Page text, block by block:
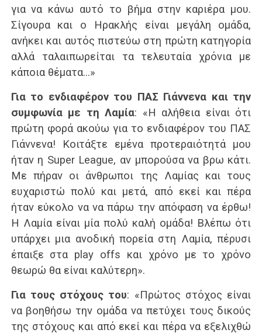
για να κάνω αυτό το βήμα στην καριέρα μου.
Σίγουρα και ο Ηρακλής είναι μεγάλη ομάδα,
ανήκει και αυτός πιστεύω στη πρώτη κατηγορία
αλλά ταλαιπωρείται τα τελευταία χρόνια με
κάποια θέματα…»
Για το ενδιαφέρον του ΠΑΣ Γιάννενα και την
συμφωνία με τη Λαμία: «Η αλήθεια είναι ότι
πρώτη φορά ακούω για το ενδιαφέρον του ΠΑΣ
Γιάννενα! Κοιτάξτε εμένα προτεραιότητά μου
ήταν η Super League, αν μπορούσα να βρω κάτι.
Mε πήραν οι άνθρωποι της Λαμίας και τους
ευχαριστώ πολύ και μετά, από εκεί και πέρα
ήταν εύκολο να να πάρω την απόφαση να έρθω!
H Λαμία είναι μία πολύ καλή ομάδα! Βλέπω ότι
υπάρχει μια ανοδική πορεία στη Λαμία, πέρυσι
έπαιξε στα play offs και χρόνο με το χρόνο
θεωρώ θα είναι καλύτερη».
Για τους στόχους του: «Πρώτος στόχος είναι
να βοηθήσω την ομάδα να πετύχει τους δικούς
της στόχους και από εκεί και πέρα να εξελιχθώ